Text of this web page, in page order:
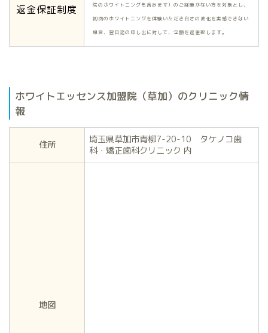
返金保証制度
院のホワイトニングも含みます）のご経験がない方を対象とし、
初回のホワイトニングを体験いただき白さの変化を実感できない
場合、翌日迄の申し出に対して、全額を返金致します。
ホワイトエッセンス加盟院（草加）のクリニック情
報
住所
埼玉県草加市青柳7-20-10 タケノコ歯
科・矯正歯科クリニック 内
地図